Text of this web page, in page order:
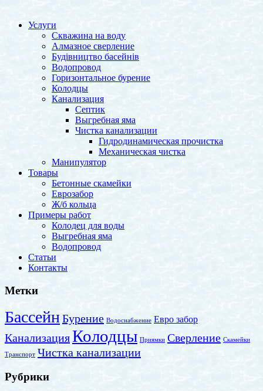
Услуги
Скважина на воду
Алмазное сверление
Будівництво басейнів
Водопровод
Горизонтальное бурение
Колодцы
Канализация
Септик
Выгребная яма
Чистка канализации
Гидродинамическая прочистка
Механическая чистка
Манипулятор
Товары
Бетонные скамейки
Еврозабор
Ж/б кольца
Примеры работ
Колодец для воды
Выгребная яма
Водопровод
Статьи
Контакты
Метки
БассейнБурение Водоснабжение Евро забор
КанализацияКолодцы Приямки Сверление Скамейки
Транспорт Чистка канализации
Рубрики